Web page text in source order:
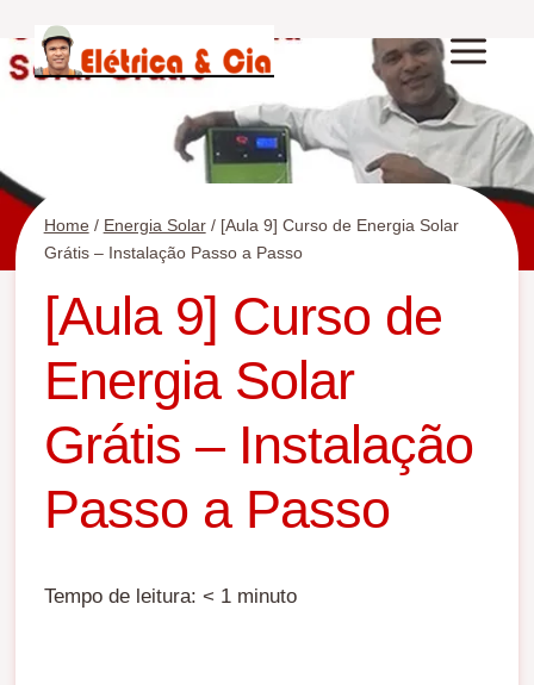
para
o
Home / Energia Solar / [Aula 9] Curso de Energia Solar
Grátis – Instalação Passo a Passo
[Aula 9] Curso de
Energia Solar
Grátis – Instalação
Passo a Passo
Tempo de leitura: < 1 minuto